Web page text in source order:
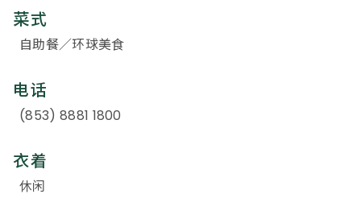
菜式
自助餐／环球美食
电话
(853) 8881 1800
衣着
休闲